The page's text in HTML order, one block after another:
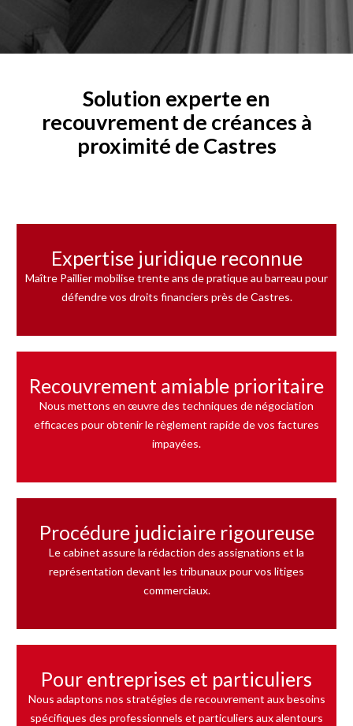
Solution experte en
recouvrement de créances à
proximité de Castres
Expertise juridique reconnue
Maître Paillier mobilise trente ans de pratique au barreau pour
défendre vos droits financiers près de Castres.
Recouvrement amiable prioritaire
Nous mettons en œuvre des techniques de négociation
efficaces pour obtenir le règlement rapide de vos factures
impayées.
Procédure judiciaire rigoureuse
Le cabinet assure la rédaction des assignations et la
représentation devant les tribunaux pour vos litiges
commerciaux.
Pour entreprises et particuliers
Nous adaptons nos stratégies de recouvrement aux besoins
spécifiques des professionnels et particuliers aux alentours